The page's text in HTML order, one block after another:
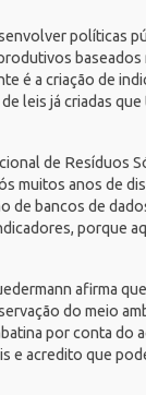
políticas
baseados
é a criação de
leis já criadas
de Resíduos
muitos anos de
de bancos de
porque
afirma
do meio
por conta do
e acredito que